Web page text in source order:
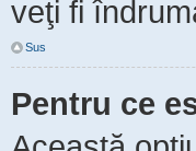
veţi fi
Sus
Pentru ce